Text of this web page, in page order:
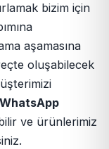
bizim için
aşamasına
oluşabilecek
WhatsApp
ve ürünlerimiz